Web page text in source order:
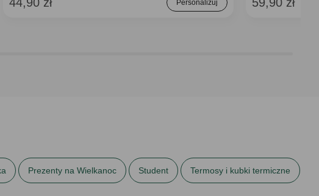
Personalizuj
Prezenty na Wielkanoc Student Termosy i kubki termiczne